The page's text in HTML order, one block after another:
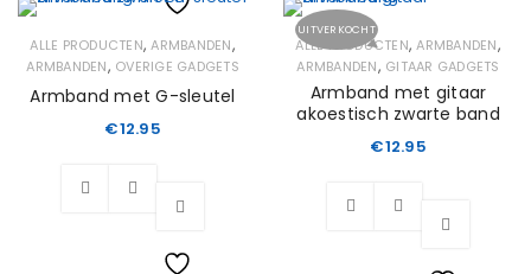
Wishlist
ALLE PRODUCTEN,ARMBANDEN,
ARMBANDEN, OVERIGE GADGETS
Armband met G-sleutel
€12.95
UITVERKOCHT
ALLE PRODUCTEN,ARMBANDEN,
ARMBANDEN, GITAAR GADGETS
Armband met gitaar
akoestisch zwarte band
€12.95